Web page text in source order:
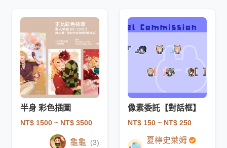
半身 彩色插圖
NT$ 1500 ~ NT$ 3500
龜龜 (3)
像素委託【對話框】
NT$ 150 ~ NT$ 250
夏檸史萊姆